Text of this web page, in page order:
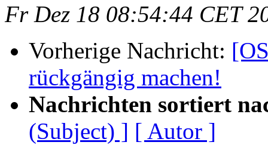
Fr Dez 18 08:54:44 CET
Vorherige Nachricht:
rückgängig machen!
Nachrichten sortiert
(Subject) ] [ Autor ]